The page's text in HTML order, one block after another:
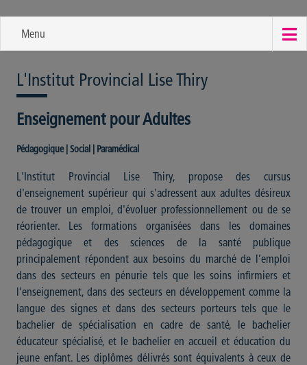
Menu
L'Institut Provincial Lise Thiry
Enseignement pour Adultes
Pédagogique | Social | Paramédical
L'Institut Provincial Lise Thiry, propose des cursus
d'enseignement supérieur qui s'adressent aux adultes désireux
de trouver un emploi, d'évoluer professionnellement ou de se
réorienter. Les formations organisées dans les domaines
pédagogique et des sciences de la santé publique
principalement répondent aux besoins du marché de l’emploi
dans des secteurs en pénurie tels que les soins infirmiers et
l’enseignement, dans des secteurs en développement comme la
langue des signes et dans des secteurs porteurs tels que le
bachelier de spécialisation en cadre de santé, le bachelier
éducateur spécialisé, et le bachelier en accueil et éducation du
jeune enfant. Les diplômes délivrés sont équivalents à ceux de